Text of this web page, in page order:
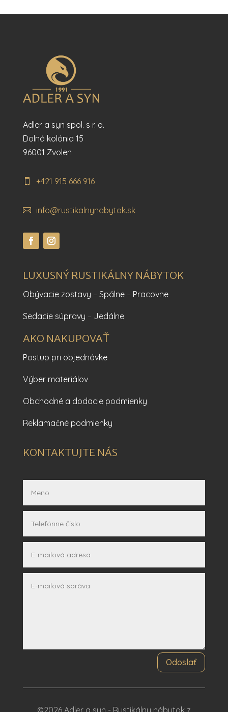
Adler a syn spol. s r. o.
Dolná kolónia 15
96001 Zvolen
+421 915 666 916
info@rustikalnynabytok.sk
LUXUSNÝ RUSTIKÁLNY NÁBYTOK
Obývacie zostavy – Spálne– Pracovne
Sedacie súpravy – Jedálne
AKO NAKUPOVAŤ
Postup pri objednávke
Výber materiálov
Obchodné a dodacie podmienky
Reklamačné podmienky
KONTAKTUJTE NÁS
Odoslať
©2026 Adler a syn - Rustikálny nábytok z